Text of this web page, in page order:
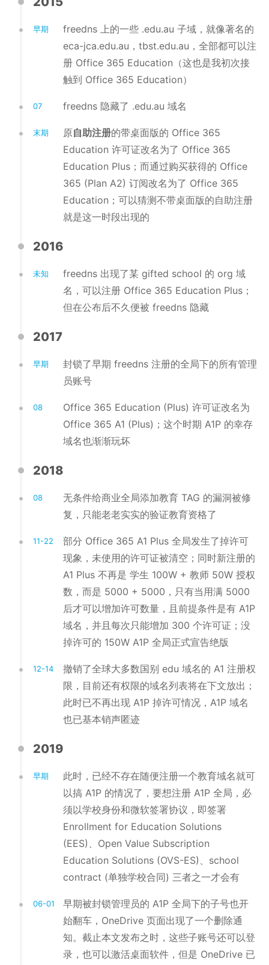
freedns 上的一些 .edu.au 子域，就像著名的
eca-jca.edu.au，tbst.edu.au，全部都可以注
册 Office 365 Education（这也是我初次接
触到 Office 365 Education）
早期
freedns 隐藏了 .edu.au 域名
07
原自助注册的带桌面版的 Office 365
Education 许可证改名为了 Office 365
Education Plus；而通过购买获得的 Office
365 (Plan A2) 订阅改名为了 Office 365
Education；可以猜测不带桌面版的自助注册
就是这一时段出现的
末期
2016
freedns 出现了某 gifted school 的 org 域
名，可以注册 Office 365 Education Plus；
但在公布后不久便被 freedns 隐藏
未知
2017
封锁了早期 freedns 注册的全局下的所有管理
员账号
早期
Office 365 Education (Plus) 许可证改名为
Office 365 A1 (Plus)；这个时期 A1P 的幸存
域名也渐渐玩坏
08
2018
无条件给商业全局添加教育 TAG 的漏洞被修
复，只能老老实实的验证教育资格了
08
部分 Office 365 A1 Plus 全局发生了掉许可
现象，未使用的许可证被清空；同时新注册的
A1 Plus 不再是 学生 100W + 教师 50W 授权
数，而是 5000 + 5000，只有当用满 5000
后才可以增加许可数量，且前提条件是有 A1P
域名，并且每次只能增加 300 个许可证；没
掉许可的 150W A1P 全局正式宣告绝版
11-22
撤销了全球大多数国别 edu 域名的 A1 注册权
限，目前还有权限的域名列表将在下文放出；
此时已不再出现 A1P 掉许可情况，A1P 域名
也已基本销声匿迹
12-14
2019
此时，已经不存在随便注册一个教育域名就可
以搞 A1P 的情况了，要想注册 A1P 全局，必
须以学校身份和微软签署协议，即签署
Enrollment for Education Solutions
(EES)、Open Value Subscription
Education Solutions (OVS-ES)、school
contract (单独学校合同) 三者之一才会有
早期
早期被封锁管理员的 A1P 全局下的子号也开
始翻车，OneDrive 页面出现了一个删除通
知。截止本文发布之时，这些子账号还可以登
录，也可以激活桌面软件，但是 OneDrive 已
06-01